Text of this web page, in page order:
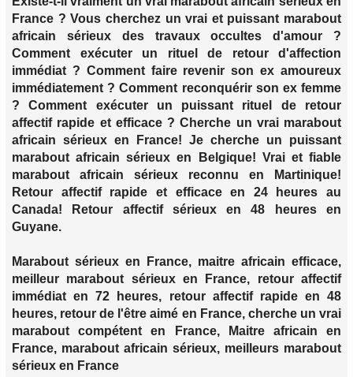
France ? Vous cherchez un vrai et puissant marabout
africain sérieux des travaux occultes d'amour ?
Comment exécuter un rituel de retour d'affection
immédiat ? Comment faire revenir son ex amoureux
immédiatement ? Comment reconquérir son ex femme
? Comment exécuter un puissant rituel de retour
affectif rapide et efficace ? Cherche un vrai marabout
africain sérieux en France! Je cherche un puissant
marabout africain sérieux en Belgique! Vrai et fiable
marabout africain sérieux reconnu en Martinique!
Retour affectif rapide et efficace en 24 heures au
Canada! Retour affectif sérieux en 48 heures en
Guyane.
Marabout sérieux en France, maitre africain efficace,
meilleur marabout sérieux en France, retour affectif
immédiat en 72 heures, retour affectif rapide en 48
heures, retour de l'être aimé en France, cherche un vrai
marabout compétent en France, Maitre africain en
France, marabout africain sérieux, meilleurs marabout
sérieux en France